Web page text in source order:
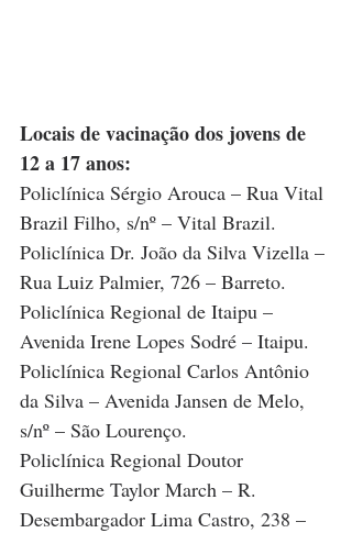
Locais de vacinação dos jovens de
12 a 17 anos:
Policlínica Sérgio Arouca – Rua Vital
Brazil Filho, s/nº – Vital Brazil.
Policlínica Dr. João da Silva Vizella –
Rua Luiz Palmier, 726 – Barreto.
Policlínica Regional de Itaipu –
Avenida Irene Lopes Sodré – Itaipu.
Policlínica Regional Carlos Antônio
da Silva – Avenida Jansen de Melo,
s/nº – São Lourenço.
Policlínica Regional Doutor
Guilherme Taylor March – R.
Desembargador Lima Castro, 238 –